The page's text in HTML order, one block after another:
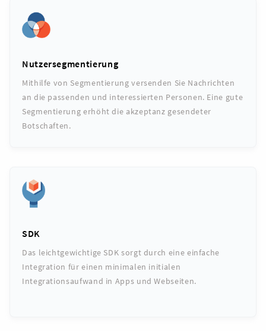
Nutzersegmentierung
Mithilfe von Segmentierung versenden Sie Nachrichten
an die passenden und interessierten Personen. Eine gute
Segmentierung erhöht die akzeptanz gesendeter
Botschaften.
SDK
Das leichtgewichtige SDK sorgt durch eine einfache
Integration für einen minimalen initialen
Integrationsaufwand in Apps und Webseiten.